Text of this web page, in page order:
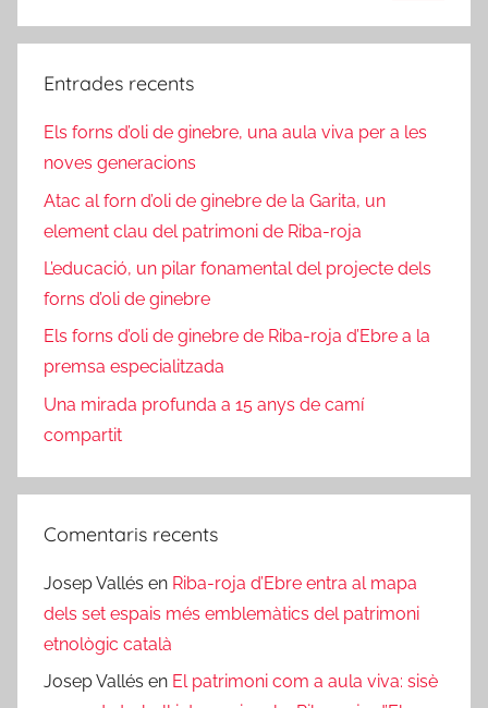
Entrades recents
Els forns d’oli de ginebre, una aula viva per a les
noves generacions
Atac al forn d’oli de ginebre de la Garita, un
element clau del patrimoni de Riba-roja
L’educació, un pilar fonamental del projecte dels
forns d’oli de ginebre
Els forns d’oli de ginebre de Riba-roja d’Ebre a la
premsa especialitzada
Una mirada profunda a 15 anys de camí
compartit
Comentaris recents
Josep Vallés en Riba-roja d’Ebre entra al mapa
dels set espais més emblemàtics del patrimoni
etnològic català
Josep Vallés en El patrimoni com a aula viva: sisè